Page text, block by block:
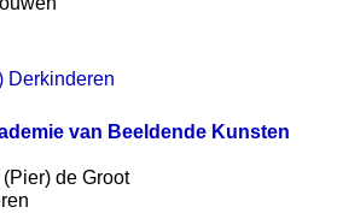
Derkinderen
van Beeldende Kunsten
de Groot